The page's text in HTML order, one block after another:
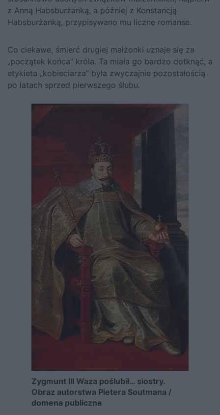
z Anną Habsburżanką, a później z Konstancją
Habsburżanką, przypisywano mu liczne romanse.
Co ciekawe, śmierć drugiej małżonki uznaje się za
„początek końca” króla. Ta miała go bardzo dotknąć, a
etykieta „kobieciarza” była zwyczajnie pozostałością
po latach sprzed pierwszego ślubu.
Zygmunt III Waza poślubił… siostry.
Obraz autorstwa Pietera Soutmana /
domena publiczna